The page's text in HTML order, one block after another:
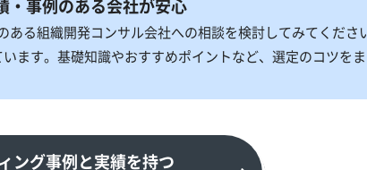
・事例のある会社が安心
る組織開発コンサル会社への相談を検討してみてくださ
ます。基礎知識やおすすめポイントなど、選定のコツを
ング事例と実績を持つ